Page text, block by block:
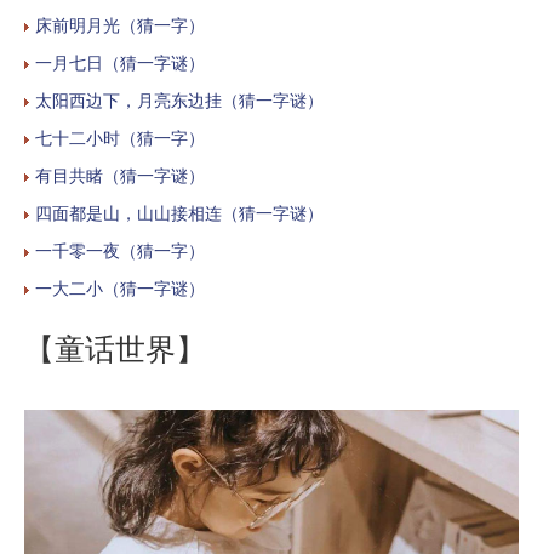
床前明月光（猜一字）
一月七日（猜一字谜）
太阳西边下，月亮东边挂（猜一字谜）
七十二小时（猜一字）
有目共睹（猜一字谜）
四面都是山，山山接相连（猜一字谜）
一千零一夜（猜一字）
一大二小（猜一字谜）
【童话世界】